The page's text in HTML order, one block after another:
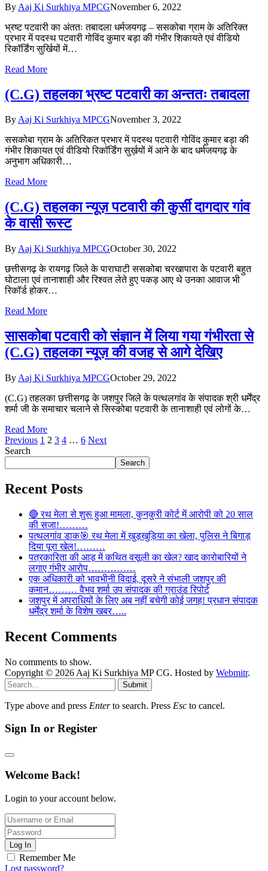
By Aaj Ki Surkhiya MPCGNovember 6, 2022
भ्रष्ट पटवारी का अंततः तबादला धर्मजयगढ़ – ससकोबा ग्राम के अतिरिक्त
प्रभार में पदस्थ पटवारी गोविंद कुमार बड़ा की गंभीर शिकायते एवं वीडियो
रिकॉर्डिंग सुर्खियों में…
Read More
(C.G) तहलका भ्रष्ट पटवारी का अन्ततः तबादला
ByAaj Ki Surkhiya MPCGNovember 3, 2022
ससकोबा ग्राम के अतिरिकत प्रभार में पदस्थ पटवारी गोविंद कुमार बड़ा की
गंभीर शिकायत एवं वीडियो रिकॉर्डिंग सुर्ख़यों में आने के बाद धर्मजयगढ़ के
अनुभाग अधिकारी…
Read More
(C.G) तहलका न्यूज़ पटवारी की कुर्सी दागदार गांव
के वासी रूस्ट
By Aaj Ki Surkhiya MPCGOctober 30, 2022
छत्तीसगढ़ के रायगढ़ जिले के पाराघाटी ससकोबा चरखापारा के पटवारी बहुत
घोटाला एवं तानाशाही और रिश्वत लेते हुए पकड़ आए थे उनका आवाज भी
रिकॉर्ड होकर…
Read More
सासकोबा पटवारी को संज्ञान में लिया गया गंभीरता से
(C.G) तहलका न्यूज़ की वजह से आगे देखिए
By Aaj Ki Surkhiya MPCGOctober 29, 2022
(C.G) तहलका छत्तीसगढ़ के जशपुर जिले के पत्थलगांव के संपादक श्री धर्मेंद्र
शर्मा जी के समाचार चलाने से सिस्कोबा पटवारी के तानाशाही एवं लोगों के…
Read More
Previous 1 2 3 4 … 6 Next
Search
Search
Recent Posts
🔴 रथ मेला से शुरू हुआ मामला, कुनकुरी कोर्ट में आरोपी को 20 साल
की सजा!………
पत्थलगांव डाक🎯 रथ मेला में खुड़खुड़िया का खेला, पुलिस ने बिगाड़
दिया पूरा खेल!………
पत्रकारिता की आड़ में कथित वसूली का खेल? खाद कारोबारियों ने
लगाए गंभीर आरोप……………
एक अधिकारी को भावभीनी विदाई, दूसरे ने संभाली जशपुर की
कमान……… वैभव शर्मा उप संपादक की ग्राउंड रिपोर्ट
जशपुर में अपराधियों के लिए अब नहीं बचेगी कोई जगह! प्रधान संपादक
धर्मेंद्र शर्मा के विशेष खबर…..
Recent Comments
No comments to show.
Copyright © 2026 Aaj Ki Surkhiya MP CG. Hosted by Webmitr.
Submit
Type above and press Enterto search. Press Esc to cancel.
Sign In or Register
Welcome Back!
Login to your account below.
Log In
Remember Me
Lost password?